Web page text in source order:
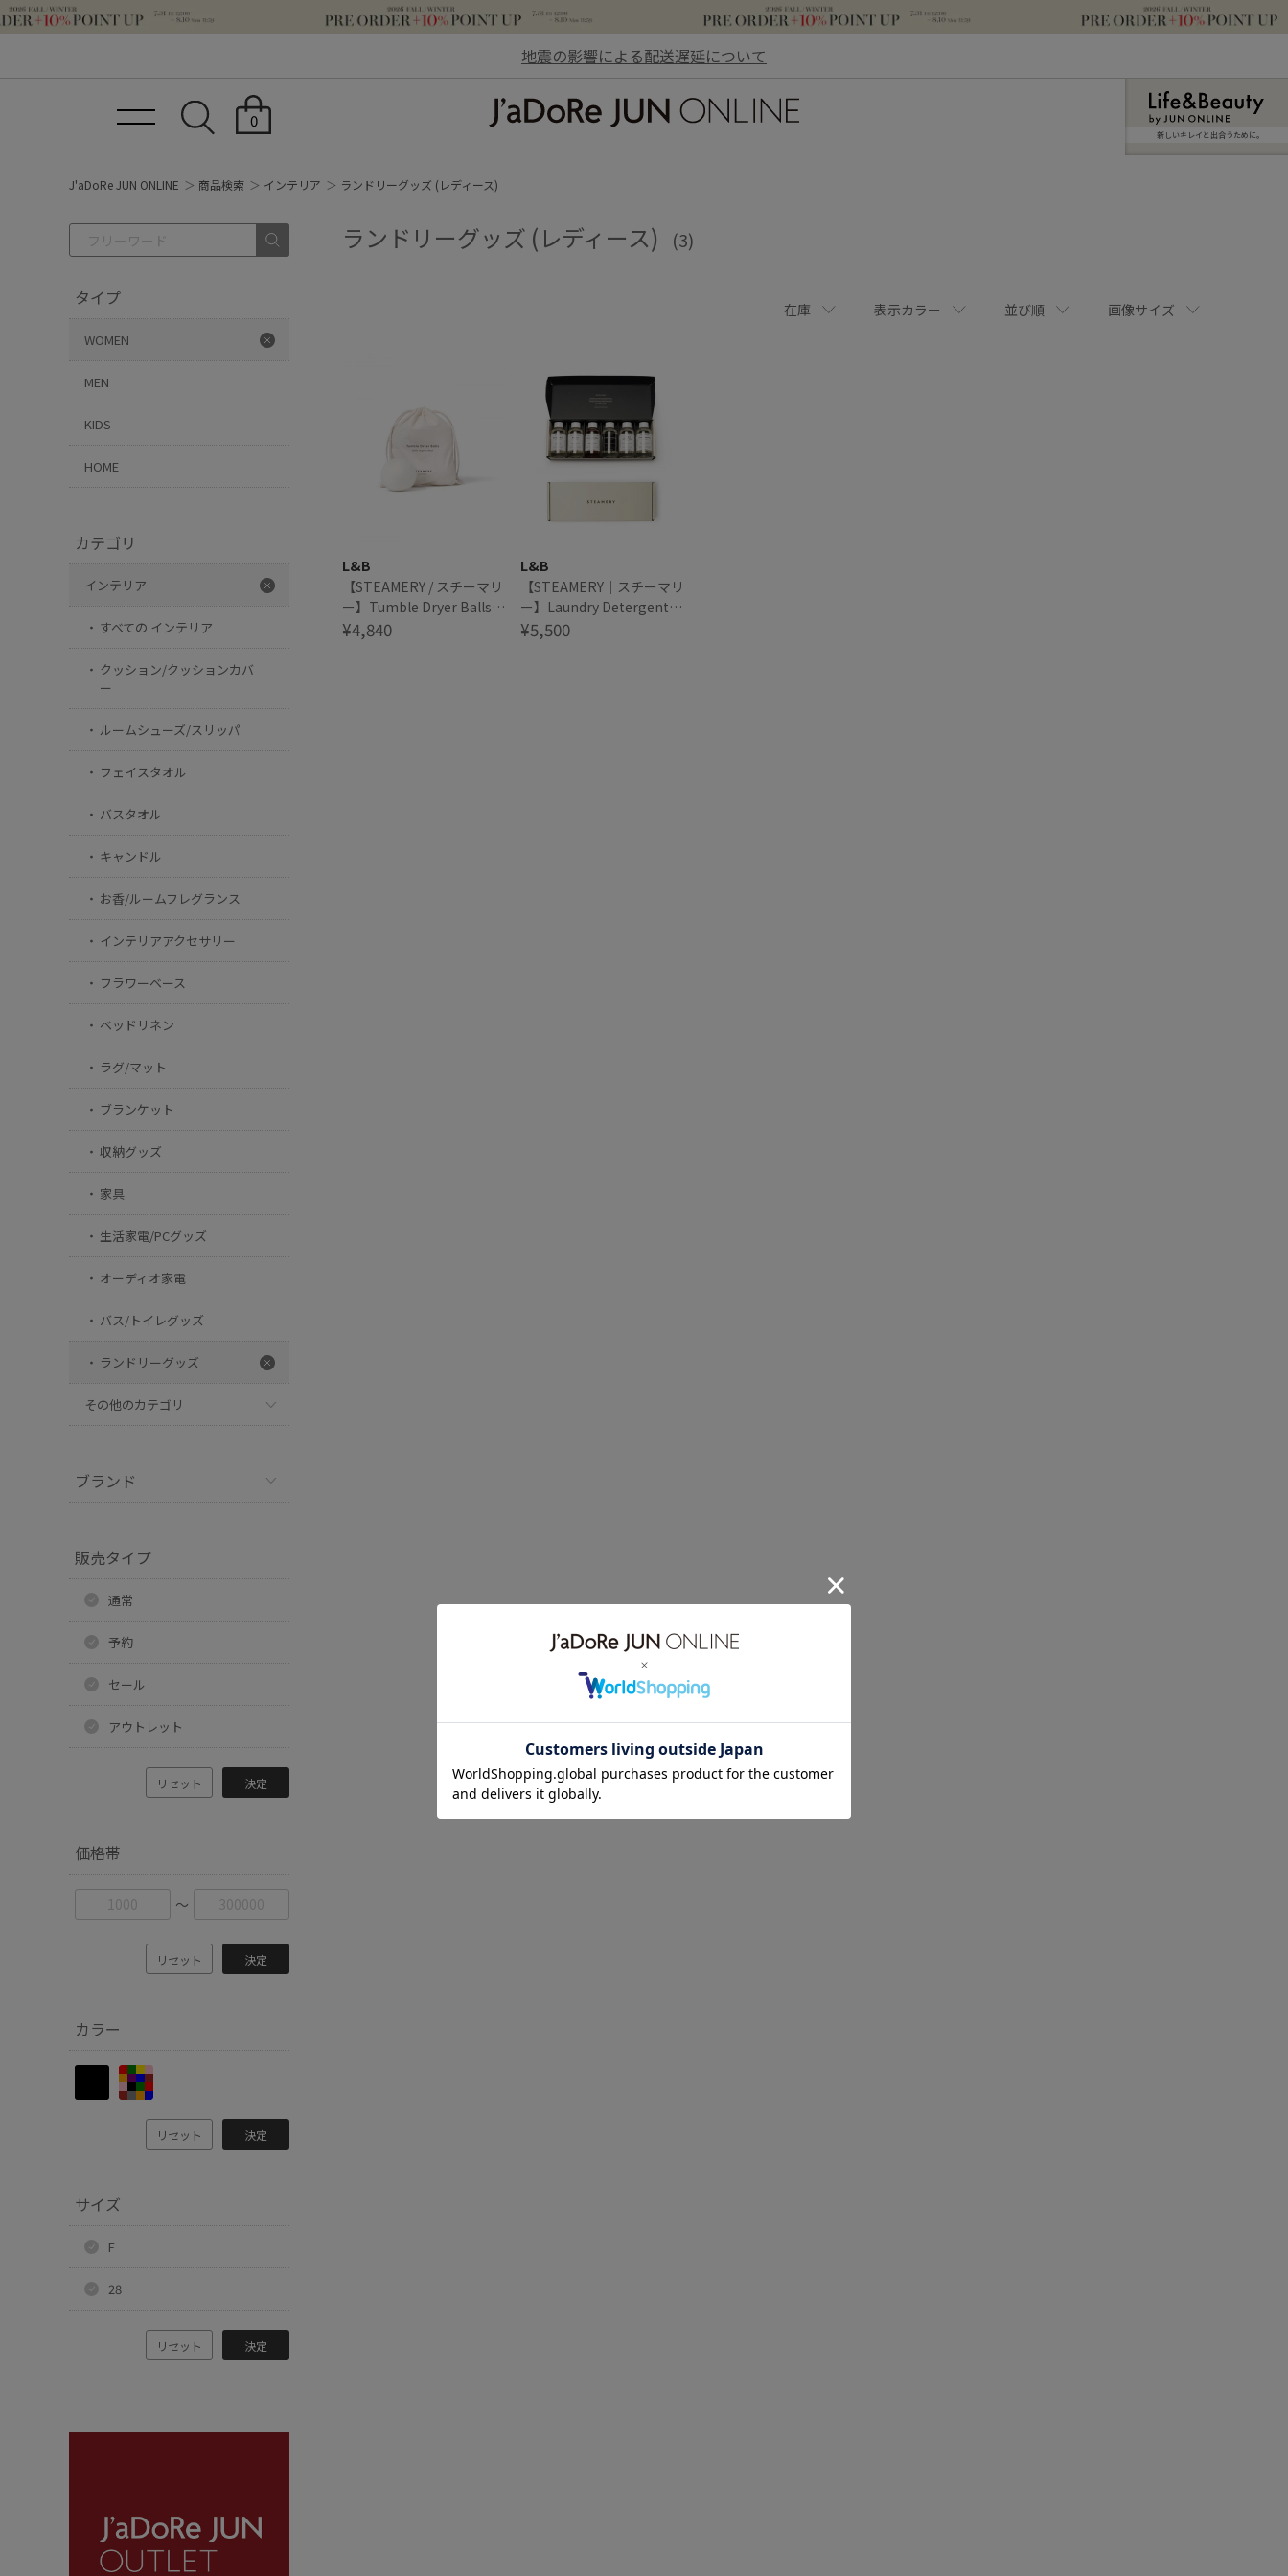
地震の影響による配送遅延について
0
新しいキレイと出合うために。
J'aDoRe JUN ONLINE 商品検索 インテリア ランドリーグッズ (レディース)
タイプ
WOMEN
MEN
KIDS
HOME
カテゴリ
インテリア
すべての インテリア
クッション/クッションカバ
ー
ルームシューズ/スリッパ
フェイスタオル
バスタオル
キャンドル
お香/ルームフレグランス
インテリアアクセサリー
フラワーベース
ベッドリネン
ラグ/マット
ブランケット
収納グッズ
家具
生活家電/PCグッズ
オーディオ家電
バス/トイレグッズ
ランドリーグッズ
その他のカテゴリ
ブランド
販売タイプ
通常
予約
セール
アウトレット
リセット 決定
価格帯
〜
リセット 決定
カラー
リセット 決定
サイズ
F
28
リセット 決定
ランドリーグッズ (レディース) (3)
在庫 表示カラー 並び順 画像サイズ
L&B
【STEAMERY / スチーマリ
ー】Tumble Dryer Balls
タンブルドライヤーボール
¥4,840
L&B
【STEAMERY｜スチーマリ
ー】Laundry Detergent
120ml 6P GIFT ランドリー
¥5,500